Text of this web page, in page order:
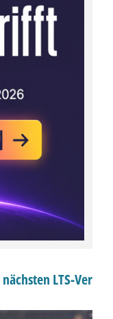
LTS-Ver